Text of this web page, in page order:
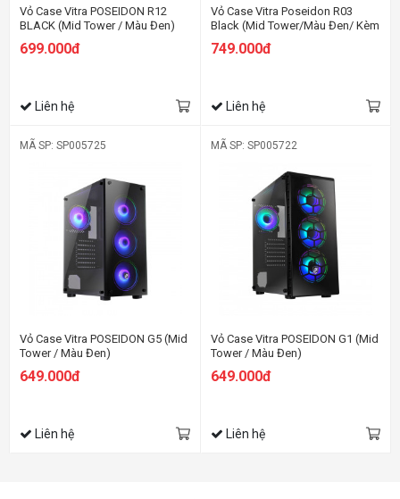
Vỏ Case Vitra POSEIDON R12
BLACK (Mid Tower / Màu Đen)
699.000đ
Liên hệ
Vỏ Case Vitra Poseidon R03
Black (Mid Tower/Màu Đen/ Kèm
749.000đ
Liên hệ
MÃ SP: SP005725
Vỏ Case Vitra POSEIDON G5 (Mid
Tower / Màu Đen)
649.000đ
Liên hệ
MÃ SP: SP005722
Vỏ Case Vitra POSEIDON G1 (Mid
Tower / Màu Đen)
649.000đ
Liên hệ